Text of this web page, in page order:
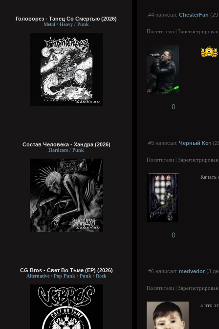
Головорез - Tанец Со Смертью (2026)
Metal / Heavy / Punk
Состав Человека - Хандра (2026)
Hardcore / Punk
CG Bros - Свет Во Тьме (EP) (2026)
Alternative / Pop Punk / Punk / Rock
#4 написал: ChesterFan
Посетители |
0
#5 написал: Черный Кот
Посетители |
Качать
0
#6 написал: medvedor (3
Посетители |
а что